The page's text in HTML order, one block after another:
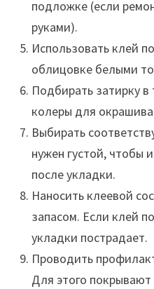
подложке (если
руками).
Использовать клей
облицовке белыми
Подбирать затирку в
колеры для
Выбирать
нужен густой, чтобы
после укладки.
Наносить клеевой
запасом. Если клей
укладки пострадает.
Проводить
Для этого